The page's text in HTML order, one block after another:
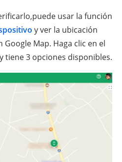
usar la función
y ver la ubicación
Map. Haga clic en el
tiene 3 opciones disponibles.